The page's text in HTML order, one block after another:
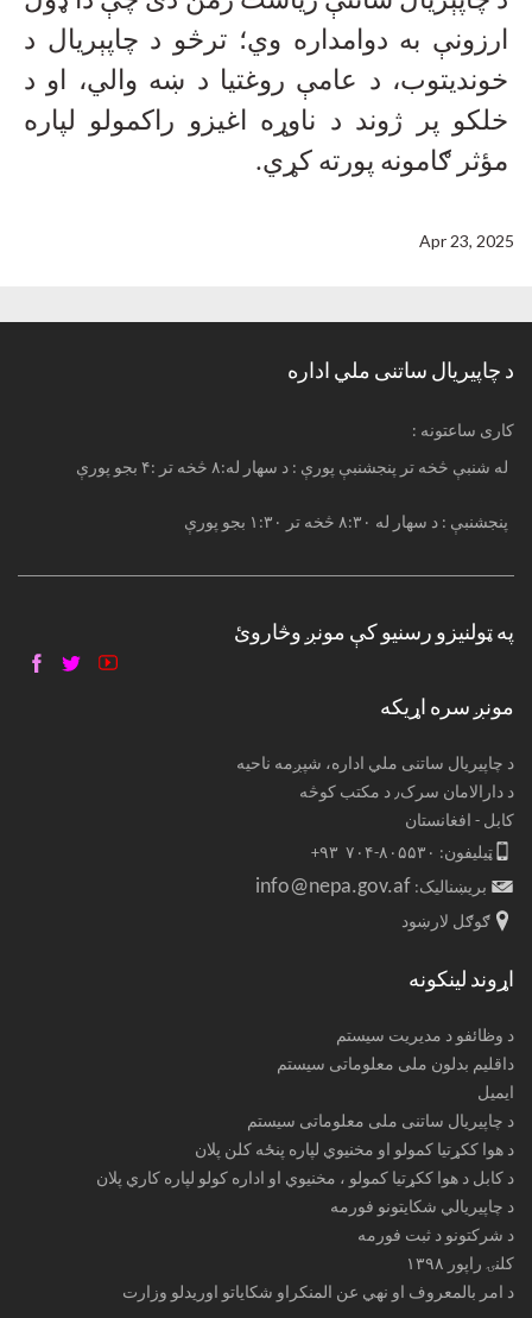
ارزونې به دوامداره وي؛ ترڅو د چاپېریال د
خوندیتوب، د عامې روغتیا د ښه والي، او د
خلکو پر ژوند د ناوړه اغیزو راکمولو لپاره
مؤثر ګامونه پورته کړي.
Apr 23, 2025
د چاپیریال ساتنی ملي اداره
: کاری ساعتونه
له شنبې څخه تر پنجشنبې پورې : د سهار له:۸ څخه تر :۴ بجو پورې
پنجشنبې : د سهار له ۸:۳۰ څخه تر ۱:۳۰ بجو پورې
په ټولنیزو رسنیو کې مونږ وڅاروئ
مونږ سره اړیکه
د چاپیریال ساتنی ملي اداره، شپږمه ناحیه
د دارالامان سرک٫ د مکتب کوڅه
کابل - افغانستان
ټیلیفون: ۸۰۵۵۳۰-۷۰۴ ۹۳+
بریښنالیک: info@nepa.gov.af
ګوګل لارښود
اړوند لینکونه
د وظائفو د مدیریت سیستم
داقلیم بدلون ملی معلوماتی سیستم
ایمیل
د چاپیریال ساتنی ملی معلوماتی سیستم
د هوا ککړتیا کمولو او مخنیوي لپاره پنځه کلن پلان
د کابل د هوا ککړتیا کمولو ، مخنیوي او اداره کولو لپاره کاري پلان
د چاپیریالي شکایتونو فورمه
د شرکتونو د ثبت فورمه
کلنۍ راپور ۱۳۹۸
د امر بالمعروف او نهي عن المنکراو شکایاتو اوریدلو وزارت